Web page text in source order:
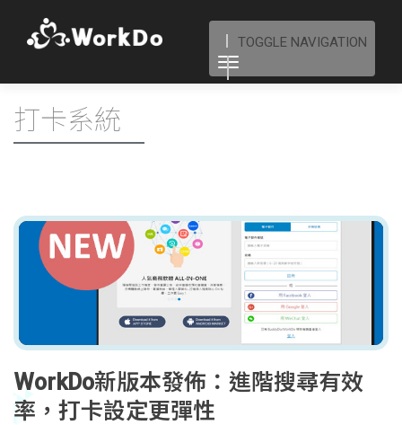
TOGGLE NAVIGATION
打卡系統
WorkDo新版本發佈：進階搜尋有效
率，打卡設定更彈性